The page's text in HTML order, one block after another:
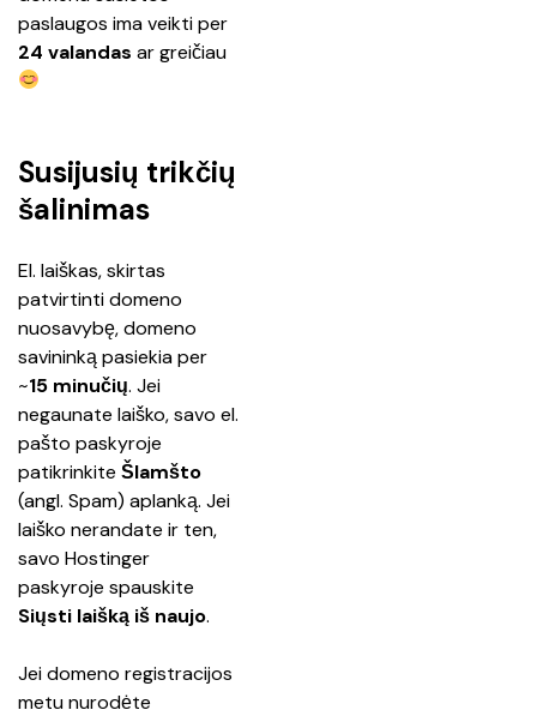
paslaugos ima veikti per
24 valandas ar greičiau
Susijusių trikčių
šalinimas
El. laiškas, skirtas
patvirtinti domeno
nuosavybę, domeno
savininką pasiekia per
~15 minučių. Jei
negaunate laiško, savo el.
pašto paskyroje
patikrinkite Šlamšto
(angl. Spam) aplanką. Jei
laiško nerandate ir ten,
savo Hostinger
paskyroje spauskite
Siųsti laišką iš naujo.
Jei domeno registracijos
metu nurodėte